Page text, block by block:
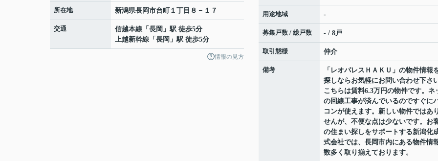
所在地 新潟県長岡市台町 １丁目８－１７
交通 信越本線 「 長岡 」駅 徒歩5分
上越新幹線 「 長岡 」駅 徒歩5分
情報の見方
用途地域 -
募集戸数 / 総戸数 - / 8戸
取引態様 仲介
備考
「レオパレスＨＡＫＵ」の物件情報
探しならお気軽にお問い合わせ下さ
こちらは賃料6.3万円の物件です。ネ
の回線工事が済んでいるのですぐに
コンが使えます。新しい物件ではあ
せんが、不便な点は少ないです。お
の住まい探しをサポートする新潟化
式会社では、長岡市内にある物件情
数多く取り揃えております。